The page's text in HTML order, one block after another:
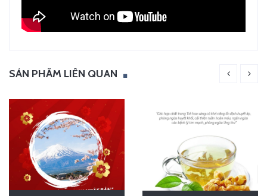
SẢN PHẨM LIÊN QUAN